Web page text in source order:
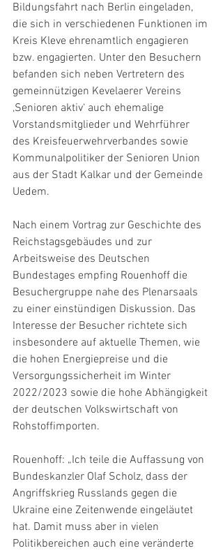
Bildungsfahrt nach Berlin eingeladen,
die sich in verschiedenen Funktionen im
Kreis Kleve ehrenamtlich engagieren
bzw. engagierten. Unter den Besuchern
befanden sich neben Vertretern des
gemeinnützigen Kevelaerer Vereins
‚Senioren aktiv‘ auch ehemalige
Vorstandsmitglieder und Wehrführer
des Kreisfeuerwehrverbandes sowie
Kommunalpolitiker der Senioren Union
aus der Stadt Kalkar und der Gemeinde
Uedem.
Nach einem Vortrag zur Geschichte des
Reichstagsgebäudes und zur
Arbeitsweise des Deutschen
Bundestages empfing Rouenhoff die
Besuchergruppe nahe des Plenarsaals
zu einer einstündigen Diskussion. Das
Interesse der Besucher richtete sich
insbesondere auf aktuelle Themen, wie
die hohen Energiepreise und die
Versorgungssicherheit im Winter
2022/2023 sowie die hohe Abhängigkeit
der deutschen Volkswirtschaft von
Rohstoffimporten.
Rouenhoff: „Ich teile die Auffassung von
Bundeskanzler Olaf Scholz, dass der
Angriffskrieg Russlands gegen die
Ukraine eine Zeitenwende eingeläutet
hat. Damit muss aber in vielen
Politikbereichen auch eine veränderte